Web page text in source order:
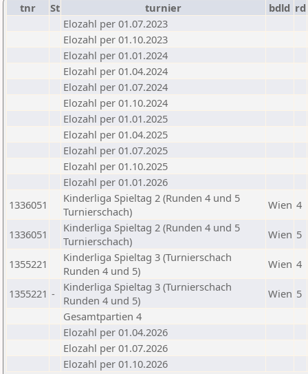
tnr St turnier bdld rd
Elozahl per 01.07.2023
Elozahl per 01.10.2023
Elozahl per 01.01.2024
Elozahl per 01.04.2024
Elozahl per 01.07.2024
Elozahl per 01.10.2024
Elozahl per 01.01.2025
Elozahl per 01.04.2025
Elozahl per 01.07.2025
Elozahl per 01.10.2025
Elozahl per 01.01.2026
1336051
Kinderliga Spieltag 2 (Runden 4 und 5
Turnierschach)
Wien 4
1336051
Kinderliga Spieltag 2 (Runden 4 und 5
Turnierschach)
Wien 5
1355221
Kinderliga Spieltag 3 (Turnierschach
Runden 4 und 5)
Wien 4
1355221 -
Kinderliga Spieltag 3 (Turnierschach
Runden 4 und 5)
Wien 5
Gesamtpartien 4
Elozahl per 01.04.2026
Elozahl per 01.07.2026
Elozahl per 01.10.2026